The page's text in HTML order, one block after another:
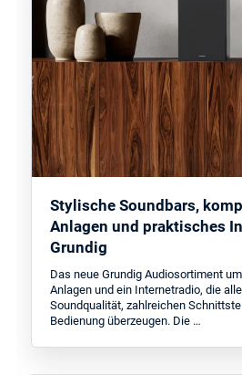
Stylische Soundbars,
Anlagen und praktisches
Grundig
Das neue Grundig Audiosortiment
Anlagen und ein Internetradio, die
Soundqualität, zahlreichen
Bedienung überzeugen. Die …